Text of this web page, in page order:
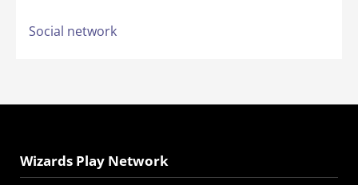
Social network
Wizards Play Network